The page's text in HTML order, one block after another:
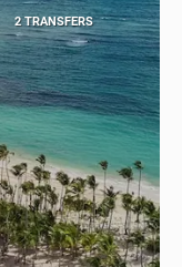
2 TRANSFERS